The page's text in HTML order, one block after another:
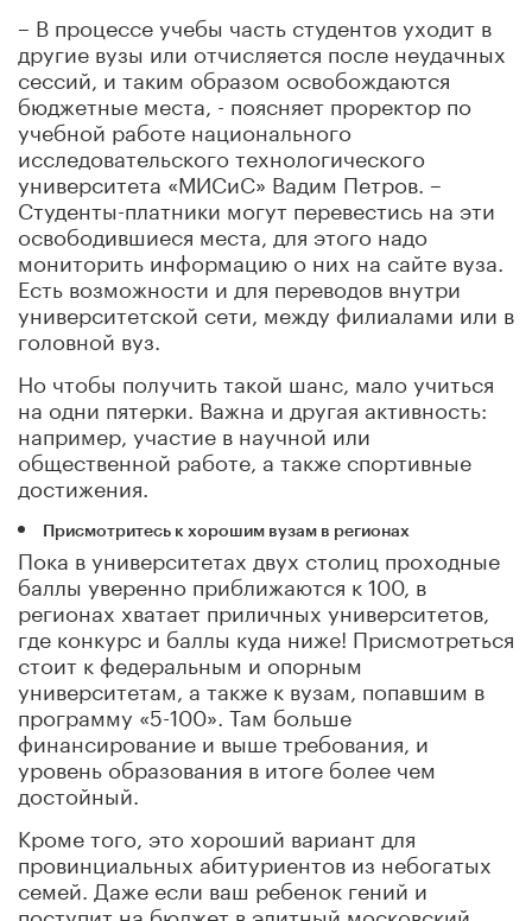
– В процессе учебы часть студентов уходит в
другие вузы или отчисляется после неудачных
сессий, и таким образом освобождаются
бюджетные места, - поясняет проректор по
учебной работе национального
исследовательского технологического
университета «МИСиС» Вадим Петров. –
Студенты-платники могут перевестись на эти
освободившиеся места, для этого надо
мониторить информацию о них на сайте вуза.
Есть возможности и для переводов внутри
университетской сети, между филиалами или в
головной вуз.
Но чтобы получить такой шанс, мало учиться
на одни пятерки. Важна и другая активность:
например, участие в научной или
общественной работе, а также спортивные
достижения.
Присмотритесь к хорошим вузам в регионах
Пока в университетах двух столиц проходные
баллы уверенно приближаются к 100, в
регионах хватает приличных университетов,
где конкурс и баллы куда ниже! Присмотреться
стоит к федеральным и опорным
университетам, а также к вузам, попавшим в
программу «5-100». Там больше
финансирование и выше требования, и
уровень образования в итоге более чем
достойный.
Кроме того, это хороший вариант для
провинциальных абитуриентов из небогатых
семей. Даже если ваш ребенок гений и
поступит на бюджет в элитный московский